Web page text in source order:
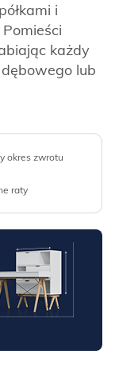
i
każdy
lub
okres zwrotu
raty